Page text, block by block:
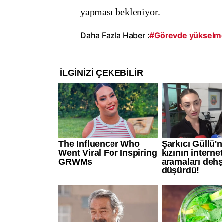
yapması bekleniyor.
Daha Fazla Haber :#Görevde